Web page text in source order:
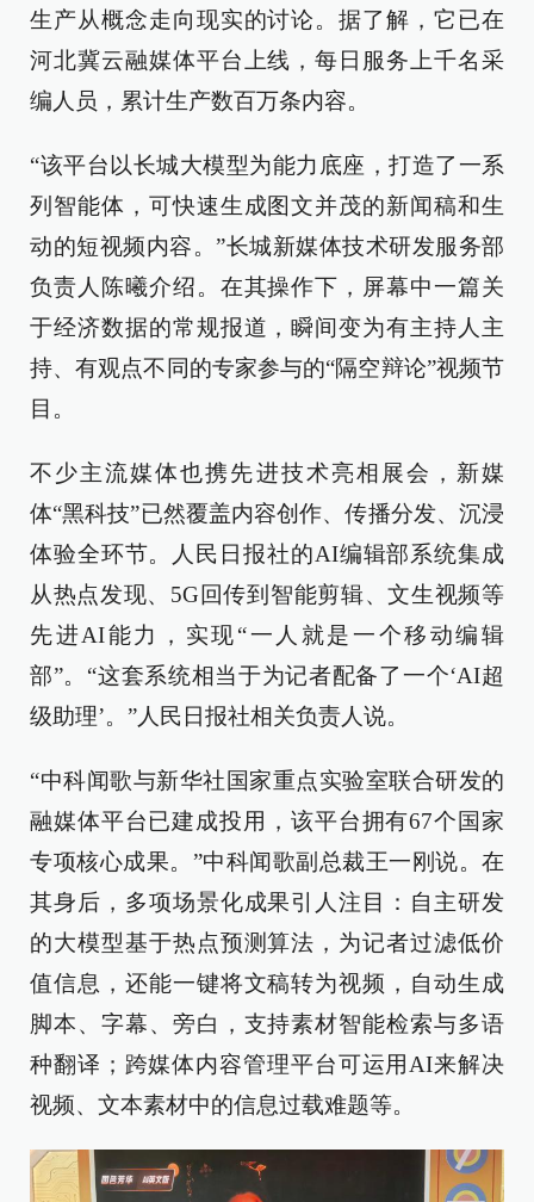
生产从概念走向现实的讨论。据了解，它已在
河北冀云融媒体平台上线，每日服务上千名采
编人员，累计生产数百万条内容。
“该平台以长城大模型为能力底座，打造了一系
列智能体，可快速生成图文并茂的新闻稿和生
动的短视频内容。”长城新媒体技术研发服务部
负责人陈曦介绍。在其操作下，屏幕中一篇关
于经济数据的常规报道，瞬间变为有主持人主
持、有观点不同的专家参与的“隔空辩论”视频节
目。
不少主流媒体也携先进技术亮相展会，新媒
体“黑科技”已然覆盖内容创作、传播分发、沉浸
体验全环节。人民日报社的AI编辑部系统集成
从热点发现、5G回传到智能剪辑、文生视频等
先进AI能力，实现“一人就是一个移动编辑
部”。“这套系统相当于为记者配备了一个‘AI超
级助理’。”人民日报社相关负责人说。
“中科闻歌与新华社国家重点实验室联合研发的
融媒体平台已建成投用，该平台拥有67个国家
专项核心成果。”中科闻歌副总裁王一刚说。在
其身后，多项场景化成果引人注目：自主研发
的大模型基于热点预测算法，为记者过滤低价
值信息，还能一键将文稿转为视频，自动生成
脚本、字幕、旁白，支持素材智能检索与多语
种翻译；跨媒体内容管理平台可运用AI来解决
视频、文本素材中的信息过载难题等。